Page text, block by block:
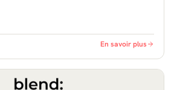
En savoir plus